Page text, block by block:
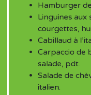
Hamburger
Linguines aux
courgettes,
Cabillaud à
Carpaccio de
salade, pdt.
Salade de
italien.